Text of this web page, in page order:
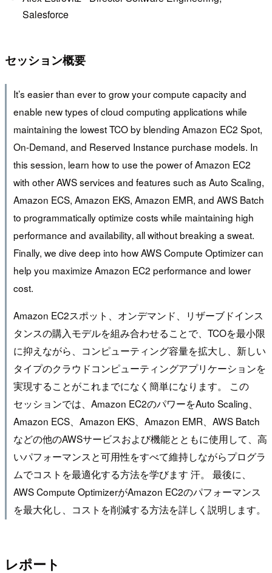
Salesforce
セッション概要
It’s easier than ever to grow your compute capacity and
enable new types of cloud computing applications while
maintaining the lowest TCO by blending Amazon EC2 Spot,
On-Demand, and Reserved Instance purchase models. In
this session, learn how to use the power of Amazon EC2
with other AWS services and features such as Auto Scaling,
Amazon ECS, Amazon EKS, Amazon EMR, and AWS Batch
to programmatically optimize costs while maintaining high
performance and availability‚ all without breaking a sweat.
Finally, we dive deep into how AWS Compute Optimizer can
help you maximize Amazon EC2 performance and lower
cost.
Amazon EC2スポット、オンデマンド、リザーブドインス
タンスの購入モデルを組み合わせることで、TCOを最小限
に抑えながら、コンピューティング容量を拡大し、新しい
タイプのクラウドコンピューティングアプリケーションを
実現することがこれまでになく簡単になります。 この
セッションでは、Amazon EC2のパワーをAuto Scaling、
Amazon ECS、Amazon EKS、Amazon EMR、AWS Batch
などの他のAWSサービスおよび機能とともに使用して、高
いパフォーマンスと可用性をすべて維持しながらプログラ
ムでコストを最適化する方法を学びます 汗。 最後に、
AWS Compute OptimizerがAmazon EC2のパフォーマンス
を最大化し、コストを削減する方法を詳しく説明します。
レポート